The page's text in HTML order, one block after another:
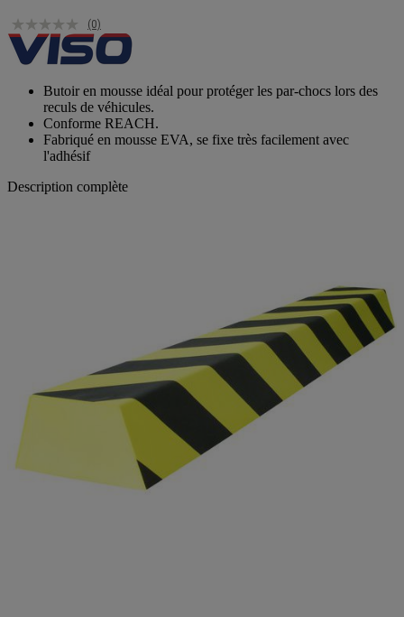
(0)
Butoir en mousse idéal pour protéger les par-chocs lors des
reculs de véhicules.
Conforme REACH.
Fabriqué en mousse EVA, se fixe très facilement avec
l'adhésif
Description complète